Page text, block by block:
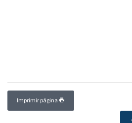
Imprimir página